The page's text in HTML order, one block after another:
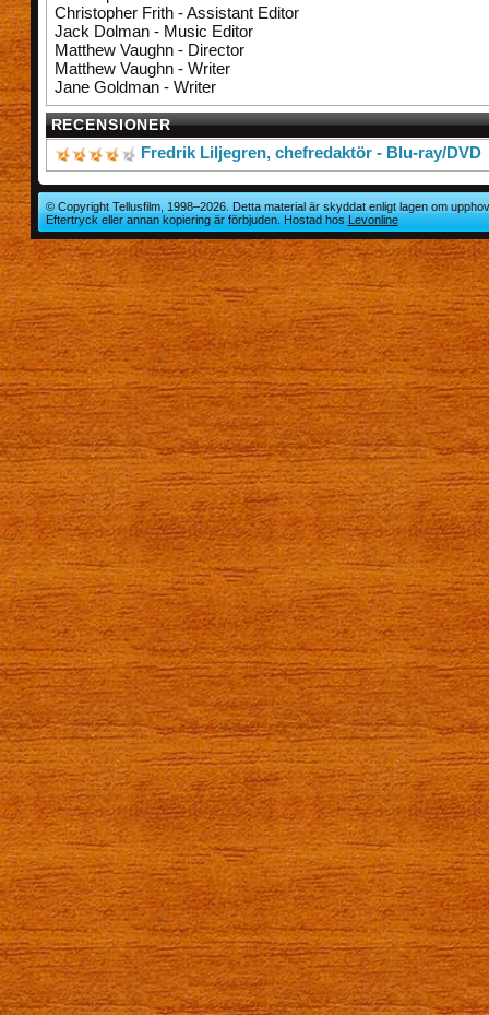
Christopher Frith - Assistant Editor
Jack Dolman - Music Editor
Matthew Vaughn - Director
Matthew Vaughn - Writer
Jane Goldman - Writer
RECENSIONER
Fredrik Liljegren, chefredaktör - Blu-ray/DVD
© Copyright Tellusfilm, 1998–2026. Detta material är skyddat enligt lagen om
Eftertryck eller annan kopiering är förbjuden. Hostad hosLevonline